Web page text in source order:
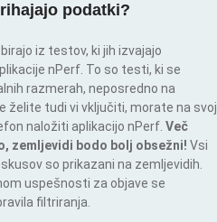
podatki?
iz testov, ki jih izvajajo
nPerf. To so testi, ki se
razmerah, neposredno na
želite tudi vi vključiti, morate na svoj
naložiti aplikacijo nPerf. Več
zemljevidi bodo bolj obsežni! Vsi
so prikazani na zemljevidih.
uspešnosti za objave se
filtriranja.